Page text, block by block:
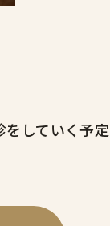
をしていく予定